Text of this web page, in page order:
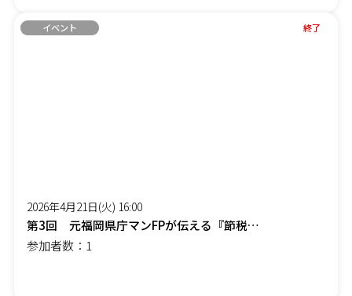
イベント 終了
2026年4月21日(火) 16:00
第3回 元福岡県庁マンFPが伝える『節税しながら社長の手取りを増やす』オンラインセミナー(時間変更しました)
参加者数：1